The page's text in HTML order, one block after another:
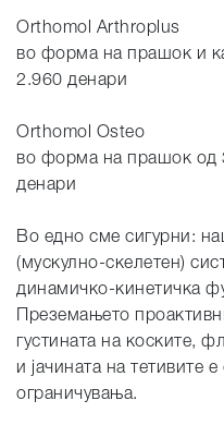
Orthomol Arthroplus
во форма на прашок и
2.960 денари
Orthomol Osteo
во форма на прашок од
денари
Во едно сме сигурни:
(мускулно-скелетен)
динамичко-кинетичка
Преземањето
густината на коските,
и јачината на тетивите
ограничувања.